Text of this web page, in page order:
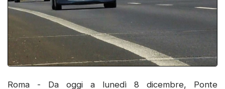
Roma - Da oggi a lunedì 8 dicembre, Ponte